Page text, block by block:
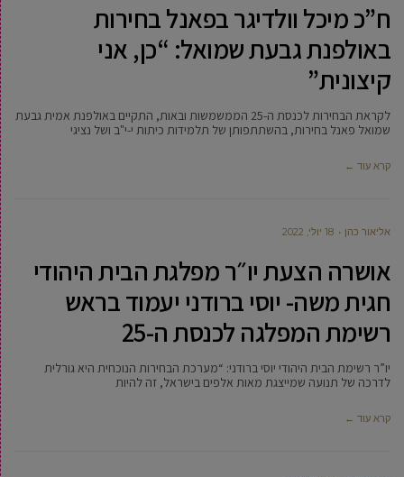
ח”כ מיכל וולדיגר בפאנל בחירות
באולפנת גבעת שמואל: “כן, אני
קיצונית”
לקראת הבחירות לכנסת ה-25 הממשמשות ובאות, התקיים באולפנת אמית גבעת
שמואל פאנל בחירות, בהשתתפותן של תלמידות כיתות י-י"ב ושל נציגי
קרא עוד ←
‫אליאור כהן 18 יולי, 2022
אושרה הצעת יו״ר מפלגת הבית היהודי
חגית משה- יוסי ברודני יעמוד בראש
רשימת המפלגה לכנסת ה-25
יו”ר רשימת הבית היהודי יוסי ברודני: “מערכת הבחירות הנוכחית היא גורלית
לדרכה של תנועה שמייצגת מאות אלפים בישראל, זה להיות
קרא עוד ←